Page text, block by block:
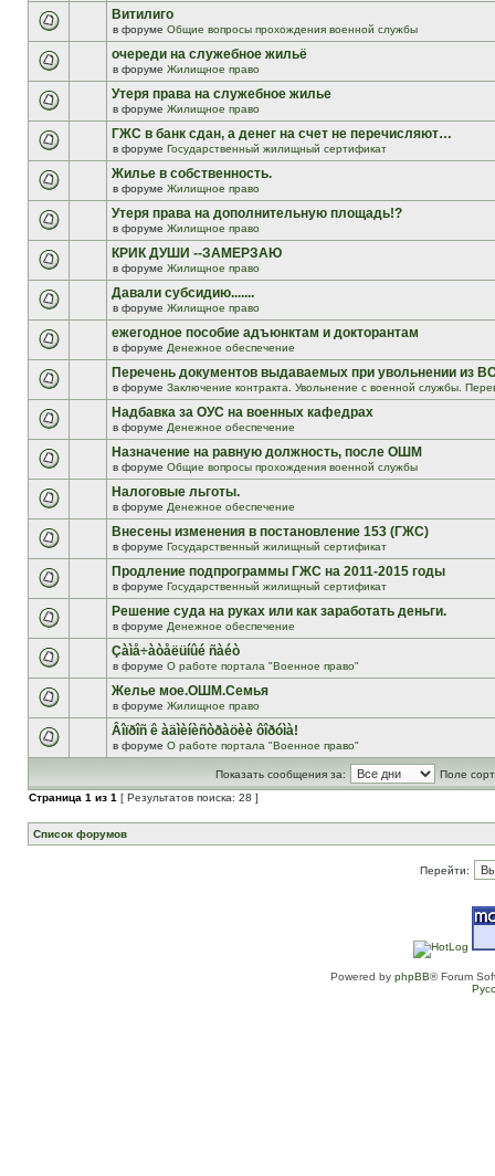
Витилиго
в форуме Общие вопросы прохождения военной службы
очереди на служебное жильё
в форуме Жилищное право
Утеря права на служебное жилье
в форуме Жилищное право
ГЖС в банк сдан, а денег на счет не перечисляют…
в форуме Государственный жилищный сертификат
Жилье в собственность.
в форуме Жилищное право
Утеря права на дополнительную площадь!?
в форуме Жилищное право
КРИК ДУШИ --ЗАМЕРЗАЮ
в форуме Жилищное право
Давали субсидию.......
в форуме Жилищное право
ежегодное пособие адъюнктам и докторантам
в форуме Денежное обеспечение
Перечень документов выдаваемых при увольнении из
в форуме Заключение контракта. Увольнение с военной службы.
Надбавка за ОУС на военных кафедрах
в форуме Денежное обеспечение
Назначение на равную должность, после ОШМ
в форуме Общие вопросы прохождения военной службы
Налоговые льготы.
в форуме Денежное обеспечение
Внесены изменения в постановление 153 (ГЖС)
в форуме Государственный жилищный сертификат
Продление подпрограммы ГЖС на 2011-2015 годы
в форуме Государственный жилищный сертификат
Решение суда на руках или как заработать деньги.
в форуме Денежное обеспечение
Çàìå÷àòåëüíûé ñàéò
в форуме О работе портала "Военное право"
Желье мое.ОШМ.Семья
в форуме Жилищное право
Âîïðîñ ê àäìèíèñòðàöèè ôîðóìà!
в форуме О работе портала "Военное право"
Показать сообщения за:
Поле
Страница 1 из 1 [ Результатов поиска: 28 ]
Список форумов
Перейти:
Powered by phpBB® Forum